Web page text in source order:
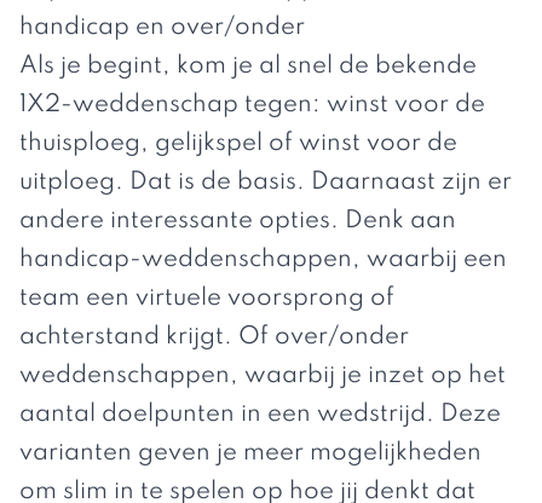
handicap en over/onder
Als je begint, kom je al snel de bekende
1X2-weddenschap tegen: winst voor de
thuisploeg, gelijkspel of winst voor de
uitploeg. Dat is de basis. Daarnaast zijn er
andere interessante opties. Denk aan
handicap-weddenschappen, waarbij een
team een virtuele voorsprong of
achterstand krijgt. Of over/onder
weddenschappen, waarbij je inzet op het
aantal doelpunten in een wedstrijd. Deze
varianten geven je meer mogelijkheden
om slim in te spelen op hoe jij denkt dat